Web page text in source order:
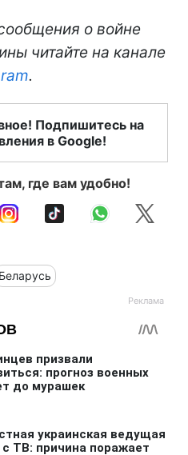
о войне
читайте на канале
.
Подпишитесь на
в Google!
где вам удобно!
Беларусь